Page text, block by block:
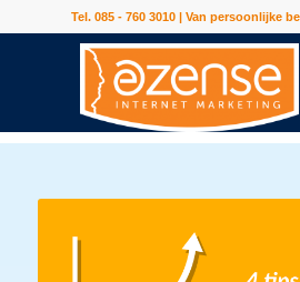
Tel. 085 - 760 3010 | Van persoonlijke